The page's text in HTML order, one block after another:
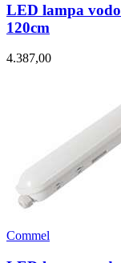
LED lampa
120cm
4.387,00
Commel